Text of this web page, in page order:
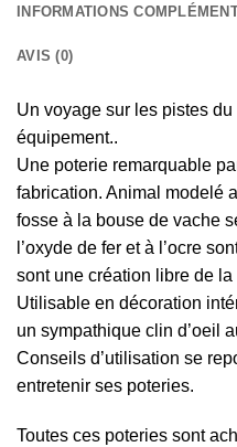
INFORMATIONS
AVIS (0)
Un voyage sur les pistes
équipement..
Une poterie remarquable
fabrication. Animal modelé
fosse à la bouse de vache
l’oxyde de fer et à l’ocre
sont une création libre de la
Utilisable en décoration
un sympathique clin d’oeil
Conseils d’utilisation se
entretenir ses poteries.
Toutes ces poteries sont